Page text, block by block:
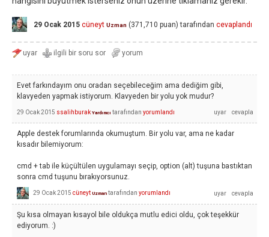
29 Ocak 2015 cüneyt Uzman (371,710 puan) tarafından cevaplandı
Evet farkındayım onu oradan seçebileceğim ama dediğim gibi,
klavyeden yapmak istiyorum. Klavyeden bir yolu yok mudur?
29 Ocak 2015 ssalihburak Yardımcı tarafından yorumlandı
Apple destek forumlarında okumuştum. Bir yolu var, ama ne kadar
kısadır bilemiyorum:
cmd + tab ile küçültülen uygulamayı seçip, option (alt) tuşuna bastıktan
sonra cmd tuşunu bırakıyorsunuz.
29 Ocak 2015 cüneyt Uzman tarafından yorumlandı
Şu kısa olmayan kısayol bile oldukça mutlu edici oldu, çok teşekkür
ediyorum. :)